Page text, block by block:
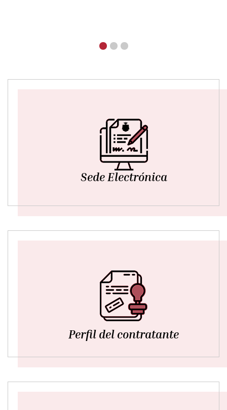
Sede Electrónica
Perfil del contratante